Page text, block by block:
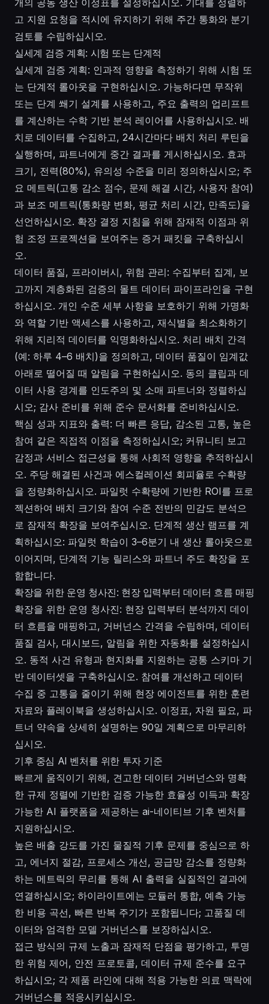
개의 공동 생산 이정표를 설정하십시오. 기대를 정렬하
고 지원 요청을 적시에 유지하기 위해 주간 통화와 분기
검토를 수립하십시오.
실세계 검증 계획: 시험 또는 단계적
실세계 검증 계획: 인과적 영향을 측정하기 위해 시험 또
는 단계적 롤아웃을 구현하십시오. 가능하다면 무작위
또는 단계 쐐기 설계를 사용하고, 주요 출력의 업리프트
를 계산하는 수학 기반 분석 레이어를 사용하십시오. 배
치로 데이터를 수집하고, 24시간마다 배치 처리 루틴을
실행하며, 파트너에게 중간 결과를 게시하십시오. 효과
크기, 전력(80%), 유의성 수준을 미리 정의하십시오; 주
요 메트릭(고통 감소 점수, 문제 해결 시간, 사용자 참여)
과 보조 메트릭(통화량 변화, 평균 처리 시간, 만족도)을
선언하십시오. 확장 결정 지침을 위해 잠재적 이점과 위
험 조정 프로젝션을 보여주는 증거 패킷을 구축하십시
오.
데이터 품질, 프라이버시, 위험 관리: 수집부터 집계, 보
고까지 계층화된 검증의 몰트 데이터 파이프라인을 구현
하십시오. 개인 수준 세부 사항을 보호하기 위해 가명화
와 역할 기반 액세스를 사용하고, 재식별을 최소화하기
위해 지리적 데이터를 익명화하십시오. 처리 배치 간격
(예: 하루 4–6 배치)을 정의하고, 데이터 품질이 임계값
아래로 떨어질 때 알림을 구현하십시오. 동의 클립과 데
이터 사용 경계를 인도주의 및 소매 파트너와 정렬하십
시오; 감사 준비를 위해 준수 문서화를 준비하십시오.
핵심 성과 지표와 출력: 더 빠른 응답, 감소된 고통, 높은
참여 같은 직접적 이점을 측정하십시오; 커뮤니티 보고
감정과 서비스 접근성을 통해 사회적 영향을 추적하십시
오. 주당 해결된 사건과 에스컬레이션 회피율로 수확량
을 정량화하십시오. 파일럿 수확량에 기반한 ROI를 프로
젝션하여 배치 크기와 참여 수준 전반의 민감도 분석으
로 잠재적 확장을 보여주십시오. 단계적 생산 램프를 계
획하십시오: 파일럿 학습이 3–6분기 내 생산 롤아웃으로
이어지며, 단계적 기능 릴리스와 파트너 주도 확장을 포
함합니다.
확장을 위한 운영 청사진: 현장 입력부터 데이터 흐름 매핑
확장을 위한 운영 청사진: 현장 입력부터 분석까지 데이
터 흐름을 매핑하고, 거버넌스 간격을 수립하며, 데이터
품질 검사, 대시보드, 알림을 위한 자동화를 설정하십시
오. 동적 사건 유형과 현지화를 지원하는 공통 스키마 기
반 데이터셋을 구축하십시오. 참여를 개선하고 데이터
수집 중 고통을 줄이기 위해 현장 에이전트를 위한 훈련
자료와 플레이북을 생성하십시오. 이정표, 자원 필요, 파
트너 약속을 상세히 설명하는 90일 계획으로 마무리하
십시오.
기후 중심 AI 벤처를 위한 투자 기준
빠르게 움직이기 위해, 견고한 데이터 거버넌스와 명확
한 규제 정렬에 기반한 검증 가능한 효율성 이득과 확장
가능한 AI 플랫폼을 제공하는 ai-네이티브 기후 벤처를
지원하십시오.
높은 배출 강도를 가진 물질적 기후 문제를 중심으로 하
고, 에너지 절감, 프로세스 개선, 공급망 감소를 정량화
하는 메트릭의 무리를 통해 AI 출력을 실질적인 결과에
연결하십시오; 하이라이트에는 모듈러 통합, 예측 가능
한 비용 곡선, 빠른 반복 주기가 포함됩니다; 고품질 데
이터와 엄격한 모델 거버넌스를 보장하십시오.
접근 방식의 규제 노출과 잠재적 단점을 평가하고, 투명
한 위험 제어, 안전 프로토콜, 데이터 규제 준수를 요구
하십시오; 각 제품 라인에 대해 적용 가능한 의료 맥락에
거버넌스를 적응시키십시오.